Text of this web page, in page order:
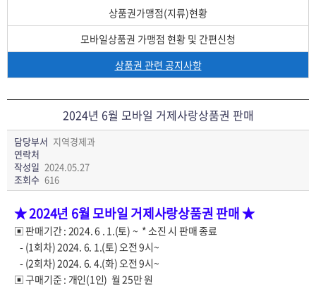
상품권가맹점(지류)현황
모바일상품권 가맹점 현황 및 간편신청
상품권 관련 공지사항
2024년 6월 모바일 거제사랑상품권 판매
담당부서 지역경제과
연락처
작성일 2024.05.27
조회수 616
★ 2024년 6월 모바일 거제사랑상품권 판매 ★
▣ 판매기간 : 2024. 6 . 1.(토) ~ * 소진 시 판매 종료
- (1회차) 2024. 6. 1.(토) 오전 9시~
- (2회차) 2024. 6. 4.(화) 오전 9시~
▣ 구매기준 : 개인(1인) 월 25만 원